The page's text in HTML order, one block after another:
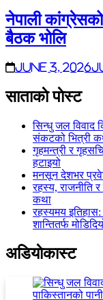
नेपाली
बैठक भोलि
June 3, 2026
साताकाे पाेस्ट
सिन्धु जल विवाद
संकटको भित्री
गृहमन्त्री र
हटाइयो
मनसून देशभर
रहस्य, राजनीति
कथा
रहस्यमय
शान्तितर्फ
अडियाेकास्ट